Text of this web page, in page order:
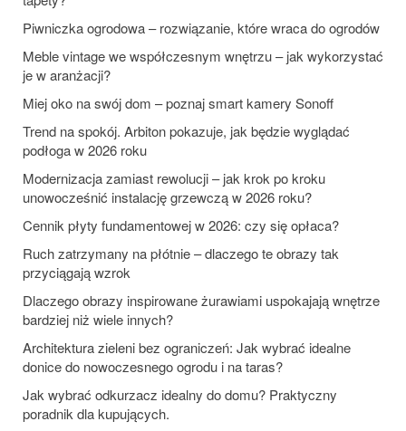
Piwniczka ogrodowa – rozwiązanie, które wraca do ogrodów
Meble vintage we współczesnym wnętrzu – jak wykorzystać
je w aranżacji?
Miej oko na swój dom – poznaj smart kamery Sonoff
Trend na spokój. Arbiton pokazuje, jak będzie wyglądać
podłoga w 2026 roku
Modernizacja zamiast rewolucji – jak krok po kroku
unowocześnić instalację grzewczą w 2026 roku?
Cennik płyty fundamentowej w 2026: czy się opłaca?
Ruch zatrzymany na płótnie – dlaczego te obrazy tak
przyciągają wzrok
Dlaczego obrazy inspirowane żurawiami uspokajają wnętrze
bardziej niż wiele innych?
Architektura zieleni bez ograniczeń: Jak wybrać idealne
donice do nowoczesnego ogrodu i na taras?
Jak wybrać odkurzacz idealny do domu? Praktyczny
poradnik dla kupujących.